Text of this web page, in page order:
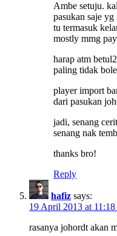
Ambe setuju.
pasukan saje
tu termasuk
mostly mmg
harap atm
paling tidak
player import
dari pasukan
jadi, senang
senang nak
thanks bro!
Reply
hafiz says:
19 April 2013 at 11:18
rasanya johordt akan